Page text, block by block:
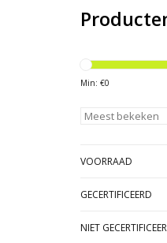
Min: €0
VOORRAAD
GECERTIFICEERD
NIET